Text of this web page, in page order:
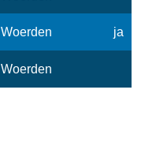
Woerden ja
Woerden